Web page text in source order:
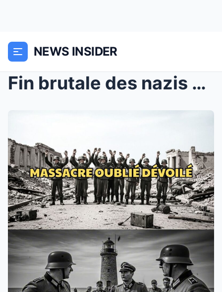
NEWS INSIDER
Fin brutale des nazis qui ont tué 6 000 Lettons : ...